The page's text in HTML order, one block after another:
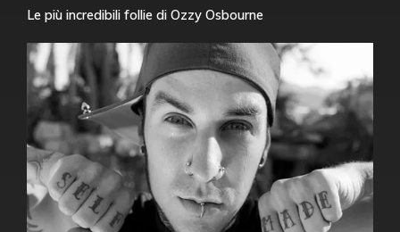
Le più incredibili follie di Ozzy Osbourne